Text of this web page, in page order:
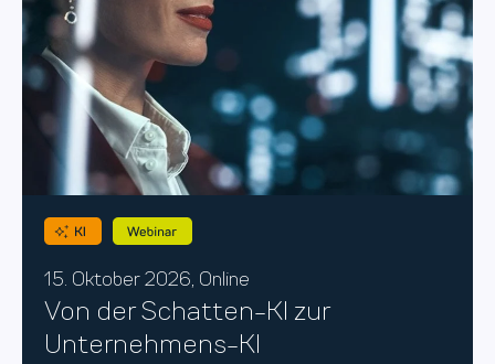
15. Oktober2026, Online
Von der Schatten-KI zur
Unternehmens-KI